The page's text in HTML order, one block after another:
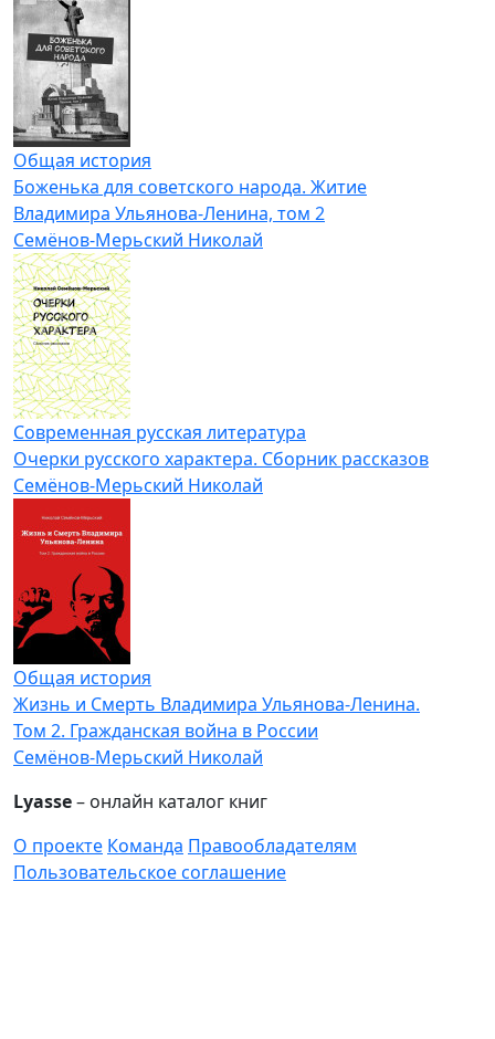
Общая история
Боженька для советского народа. Житие
Владимира Ульянова-Ленина, том 2
Семёнов-Мерьский Николай
Современная русская литература
Очерки русского характера. Сборник рассказов
Семёнов-Мерьский Николай
Общая история
Жизнь и Смерть Владимира Ульянова-Ленина.
Том 2. Гражданская война в России
Семёнов-Мерьский Николай
Lyasse– онлайн каталог книг
О проекте Команда Правообладателям
Пользовательское соглашение